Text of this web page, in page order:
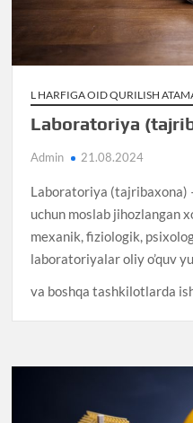
L HARFIGA OID QURILISH
Laboratoriya
Admin 21.08.2024
Laboratoriya
uchun moslab jihozlangan
mexanik, fiziologik,
laboratoriyalar oliy o’quv
va boshqa tashkilotlarda